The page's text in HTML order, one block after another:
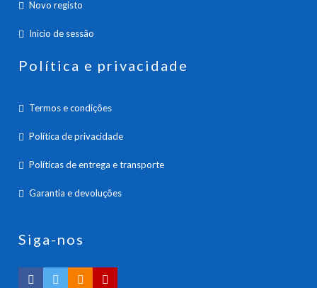
Novo registo
Inicio de sessão
Política e privacidade
Termos e condições
Política de privacidade
Políticas de entrega e transporte
Garantia e devoluções
Siga-nos